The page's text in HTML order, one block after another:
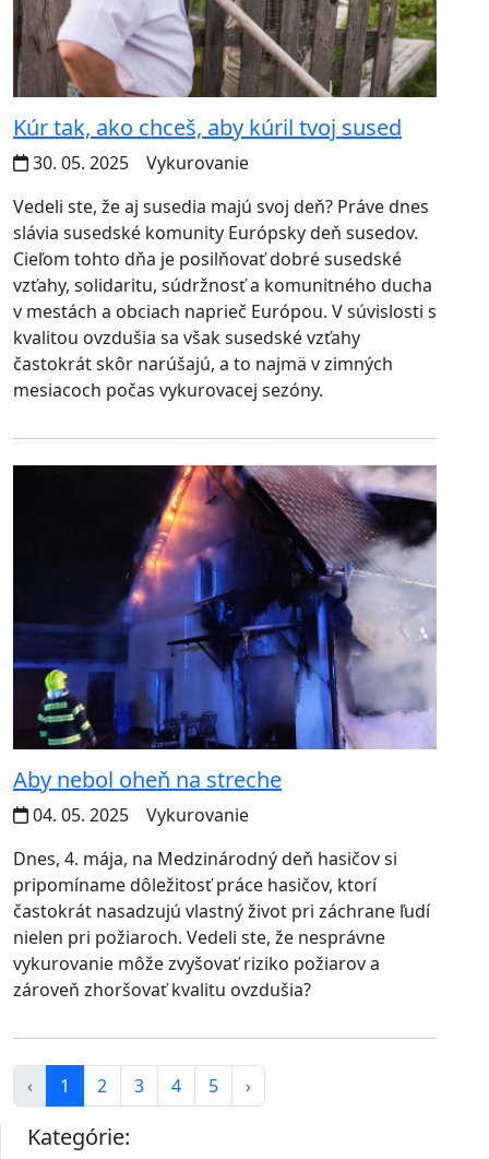
Kúr tak, ako chceš, aby kúril tvoj sused
30. 05. 2025
Vykurovanie
Vedeli ste, že aj susedia majú svoj deň? Práve dnes
slávia susedské komunity Európsky deň susedov.
Cieľom tohto dňa je posilňovať dobré susedské
vzťahy, solidaritu, súdržnosť a komunitného ducha
v mestách a obciach naprieč Európou. V súvislosti s
kvalitou ovzdušia sa však susedské vzťahy
častokrát skôr narúšajú, a to najmä v zimných
mesiacoch počas vykurovacej sezóny.
Aby nebol oheň na streche
04. 05. 2025
Vykurovanie
Dnes, 4. mája, na Medzinárodný deň hasičov si
pripomíname dôležitosť práce hasičov, ktorí
častokrát nasadzujú vlastný život pri záchrane ľudí
nielen pri požiaroch. Vedeli ste, že nesprávne
vykurovanie môže zvyšovať riziko požiarov a
zároveň zhoršovať kvalitu ovzdušia?
‹ 1 2 3 4 5 ›
Kategórie: